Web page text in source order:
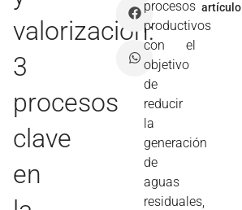
valorización:
3
procesos
clave
en
procesos
productivos
con el
objetivo
de
reducir
la
generación
de
aguas
residuales,
artículo